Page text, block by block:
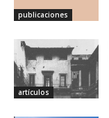
publicaciones
artículos